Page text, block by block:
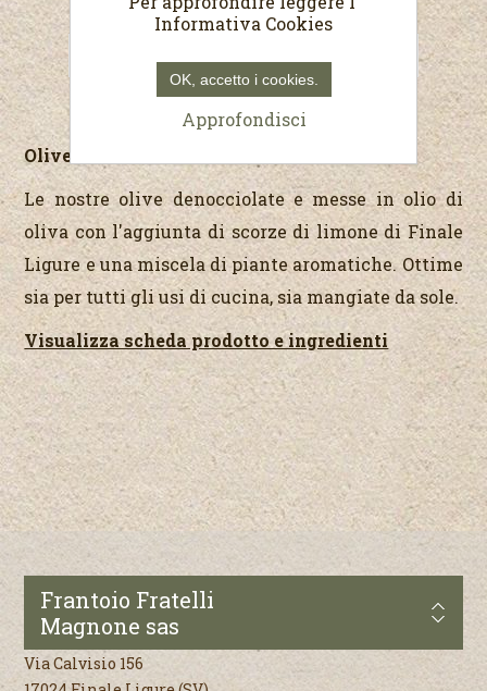
(Prezzo al Kg. €22,31)
Olive denocciolate e olive sott'olio
Le nostre olive denocciolate e messe in olio di
oliva con l'aggiunta di scorze di limone di Finale
Ligure e una miscela di piante aromatiche. Ottime
sia per tutti gli usi di cucina, sia mangiate da sole.
Visualizza scheda prodotto e ingredienti
Frantoio Fratelli
Magnone sas
Via Calvisio 156
Informativa Cookies
OK, accetto i cookies.
Approfondisci